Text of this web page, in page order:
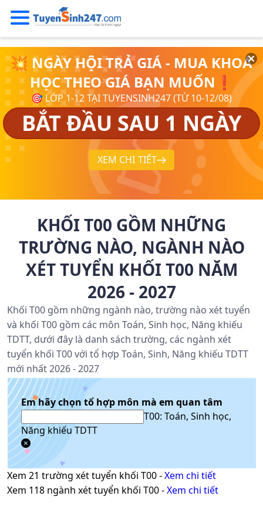
💥 NGÀY HỘI TRẢ GIÁ - MUA KHOÁ
HỌC THEO GIÁ BẠN MUỐN❗
🎯 LỚP 1-12 TẠI TUYENSINH247 (TỪ 10-12/08)
BẮT ĐẦU SAU 1 NGÀY
XEM CHI TIẾT
KHỐI T00 GỒM NHỮNG
TRƯỜNG NÀO, NGÀNH NÀO
XÉT TUYỂN KHỐI T00 NĂM
2026 - 2027
Khối T00 gồm những ngành nào, trường nào xét tuyển
và khối T00 gồm các môn Toán, Sinh học, Năng khiếu
TDTT, dưới đây là danh sách trường, các ngành xét
tuyển khối T00 với tổ hợp Toán, Sinh, Năng khiếu TDTT
mới nhất 2026 - 2027
Em hãy chọn tổ hợp môn mà em quan tâm
T00: Toán, Sinh học,
Năng khiếu TDTT
Xem 21 trường xét tuyển khối T00-Xem chi tiết
Xem 118 ngành xét tuyển khối T00-Xem chi tiết